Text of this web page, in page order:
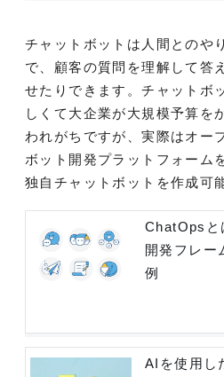
チャットボットは人間とのや
で、顧客の質問を理解して答
せたりできます。チャットボ
しくて大企業が大規模予算を
われがちですが、実際はオー
ボット開発プラットフォーム
独自チャットボットを作成可
ChatOpsと
開発フレー
例
AIを使用し